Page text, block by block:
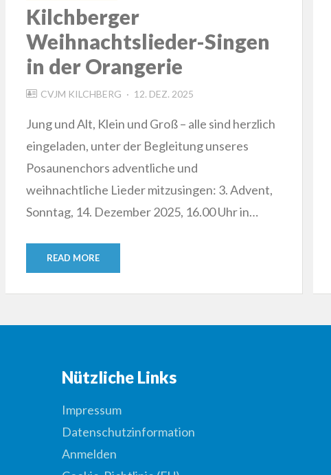
Kilchberger
Weihnachtslieder-Singen
in der Orangerie
CVJM KILCHBERG
POSTED
12. DEZ. 2025
Jung und Alt, Klein und Groß – alle sind herzlich
eingeladen, unter der Begleitung unseres
Posaunenchors adventliche und
weihnachtliche Lieder mitzusingen: 3. Advent,
Sonntag, 14. Dezember 2025, 16.00 Uhr in…
READ MORE
Nützliche Links
Impressum
Datenschutzinformation
Anmelden